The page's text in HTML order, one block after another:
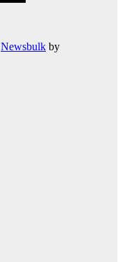
Newsbulk by